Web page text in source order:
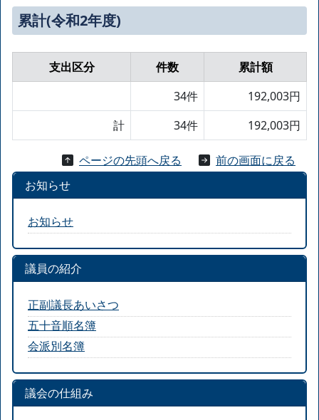
累計(令和2年度)
支出区分 件数
累計額
34件
192,003円
計
34件 192,003円
ページの先頭へ戻る
前の画面に戻る
お知らせ
お知らせ
議員の紹介
正副議長あいさつ
五十音順名簿
会派別名簿
議会の仕組み